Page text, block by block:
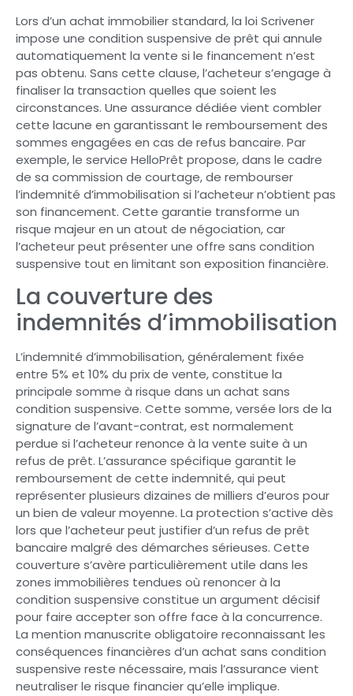
Lors d’un achat immobilier standard, la loi Scrivener
impose une condition suspensive de prêt qui annule
automatiquement la vente si le financement n’est
pas obtenu. Sans cette clause, l’acheteur s’engage à
finaliser la transaction quelles que soient les
circonstances. Une assurance dédiée vient combler
cette lacune en garantissant le remboursement des
sommes engagées en cas de refus bancaire. Par
exemple, le service HelloPrêt propose, dans le cadre
de sa commission de courtage, de rembourser
l’indemnité d’immobilisation si l’acheteur n’obtient pas
son financement. Cette garantie transforme un
risque majeur en un atout de négociation, car
l’acheteur peut présenter une offre sans condition
suspensive tout en limitant son exposition financière.
La couverture des
indemnités d’immobilisation
L’indemnité d’immobilisation, généralement fixée
entre 5% et 10% du prix de vente, constitue la
principale somme à risque dans un achat sans
condition suspensive. Cette somme, versée lors de la
signature de l’avant-contrat, est normalement
perdue si l’acheteur renonce à la vente suite à un
refus de prêt. L’assurance spécifique garantit le
remboursement de cette indemnité, qui peut
représenter plusieurs dizaines de milliers d’euros pour
un bien de valeur moyenne. La protection s’active dès
lors que l’acheteur peut justifier d’un refus de prêt
bancaire malgré des démarches sérieuses. Cette
couverture s’avère particulièrement utile dans les
zones immobilières tendues où renoncer à la
condition suspensive constitue un argument décisif
pour faire accepter son offre face à la concurrence.
La mention manuscrite obligatoire reconnaissant les
conséquences financières d’un achat sans condition
suspensive reste nécessaire, mais l’assurance vient
neutraliser le risque financier qu’elle implique.